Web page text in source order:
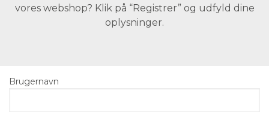
vores webshop? Klik på “Registrer” og udfyld dine
oplysninger.
Brugernavn